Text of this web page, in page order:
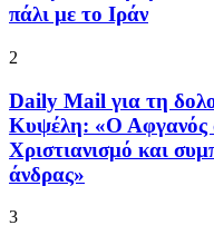
πάλι με το Ιράν
2
Daily Mail για τη
Κυψέλη: «Ο Αφγανός
Χριστιανισμό και
άνδρας»
3